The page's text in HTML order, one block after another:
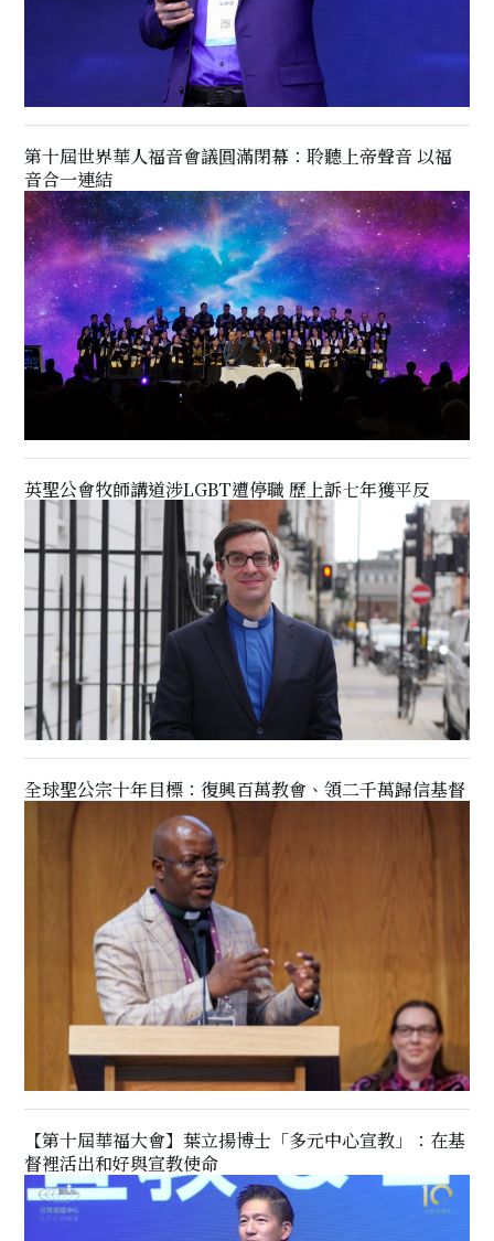
第十屆世界華人福音會議圓滿閉幕：聆聽上帝聲音 以福
音合一連結
英聖公會牧師講道涉LGBT遭停職 歷上訴七年獲平反
全球聖公宗十年目標：復興百萬教會、領二千萬歸信基督
【第十屆華福大會】葉立揚博士「多元中心宣教」：在基
督裡活出和好與宣教使命